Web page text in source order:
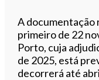
A documentação
primeiro de 22
Porto, cuja
de 2025, está
decorrerá até